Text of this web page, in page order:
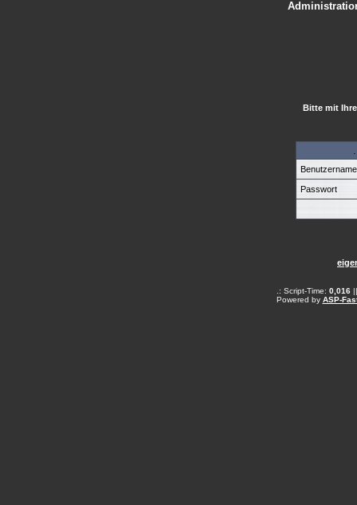
Bitte mit
Passwort
.: Script-Time: 0,016||
Powered by ASP-